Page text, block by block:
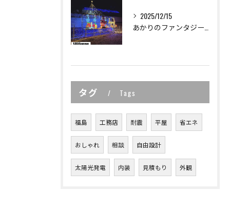
2025/12/15
タグ Tags
福島 工務店 耐震 平屋 省エネ
おしゃれ 相談 自由設計
太陽光発電 内装 見積もり 外観